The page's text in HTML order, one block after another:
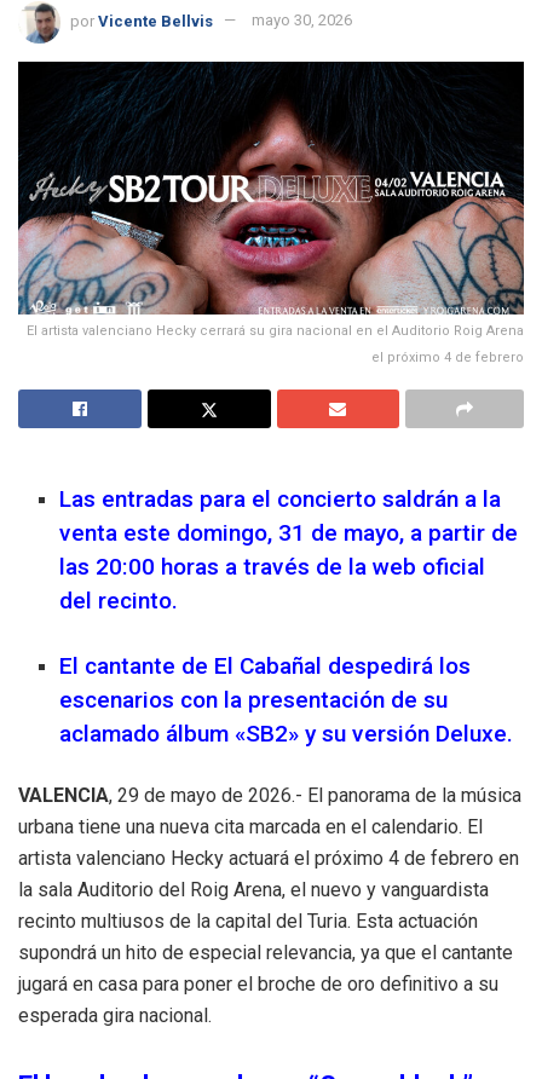
por Vicente Bellvis mayo 30, 2026
El artista valenciano Hecky cerrará su gira nacional en el Auditorio Roig Arena
el próximo 4 de febrero
Las entradas para el concierto saldrán a la
venta este domingo, 31 de mayo, a partir de
las 20:00 horas a través de la web oficial
del recinto.
El cantante de El Cabañal despedirá los
escenarios con la presentación de su
aclamado álbum «SB2» y su versión Deluxe.
VALENCIA, 29 de mayo de 2026.- El panorama de la música
urbana tiene una nueva cita marcada en el calendario. El
artista valenciano Hecky actuará el próximo 4 de febrero en
la sala Auditorio del Roig Arena, el nuevo y vanguardista
recinto multiusos de la capital del Turia. Esta actuación
supondrá un hito de especial relevancia, ya que el cantante
jugará en casa para poner el broche de oro definitivo a su
esperada gira nacional.